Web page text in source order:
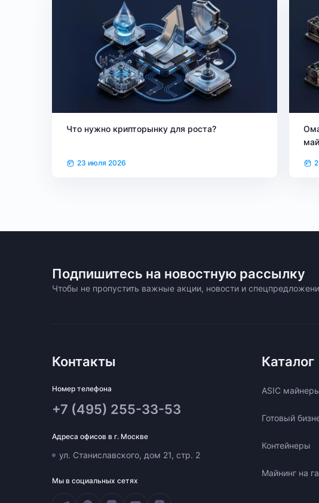
Что нужно крипторынку для роста?
23 июля 2026
Подпишитесь на новостную рассылку
Чтобы не пропустить важные акции, новости и
Контакты
Номер телефона
+7 (495) 255-33-53
Адреса офисов в г. Москве
ул. Станиславского, дом 21, стр. 2
Мы в социальных сетях
Каталог
ASIC
Готовый
Контейнеры
Майнинг на